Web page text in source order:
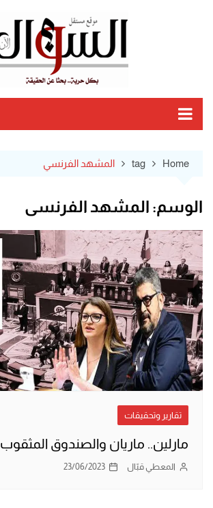
Home
tag المشهد الفرنسي
الوسم: المشهد الفرنسي
تقارير وتحقيقات
مارلين.. ماريان والصندوق المثقوب
المعطي قبّال 23/06/2023